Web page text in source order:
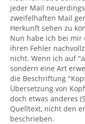
jeder Mail
zweifelhaften Mail
Herkunft sehen zu
Nun habe ich bei mir
ihren Fehler
nicht. Wenn ich auf
sondern eine Art
die Beschriftung
Übersetzung von
doch etwas anderes
Quelltext, nicht den
beschrieben.